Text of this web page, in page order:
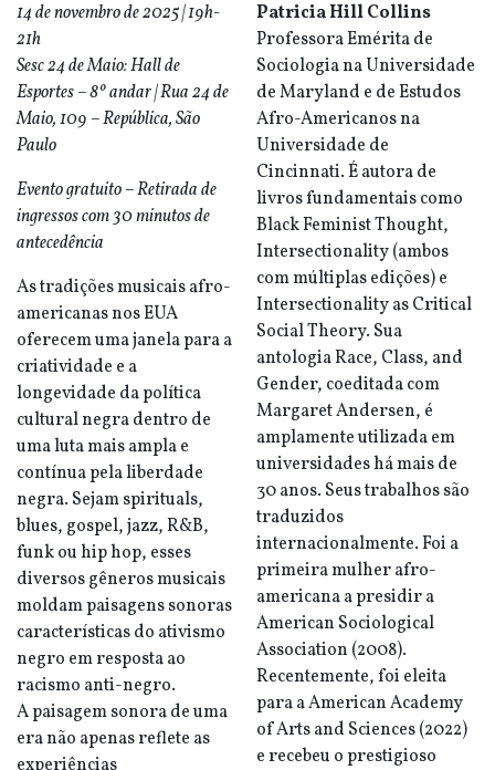
14 de novembro de 2025 | 19h-
21h
Sesc 24 de Maio: Hall de
Esportes – 8º andar | Rua 24 de
Maio, 109 – República, São
Paulo
Evento gratuito – Retirada de
ingressos com 30 minutos de
antecedência
As tradições musicais afro-
americanas nos EUA
oferecem uma janela para a
criatividade e a
longevidade da política
cultural negra dentro de
uma luta mais ampla e
contínua pela liberdade
negra. Sejam spirituals,
blues, gospel, jazz, R&B,
funk ou hip hop, esses
diversos gêneros musicais
moldam paisagens sonoras
características do ativismo
negro em resposta ao
racismo anti-negro.
A paisagem sonora de uma
era não apenas reflete as
Patricia Hill Collins
Professora Emérita de
Sociologia na Universidade
de Maryland e de Estudos
Afro-Americanos na
Universidade de
Cincinnati. É autora de
livros fundamentais como
Black Feminist Thought,
Intersectionality (ambos
com múltiplas edições) e
Intersectionality as Critical
Social Theory. Sua
antologia Race, Class, and
Gender, coeditada com
Margaret Andersen, é
amplamente utilizada em
universidades há mais de
30 anos. Seus trabalhos são
traduzidos
internacionalmente. Foi a
primeira mulher afro-
americana a presidir a
American Sociological
Association (2008).
Recentemente, foi eleita
para a American Academy
of Arts and Sciences (2022)
e recebeu o prestigioso